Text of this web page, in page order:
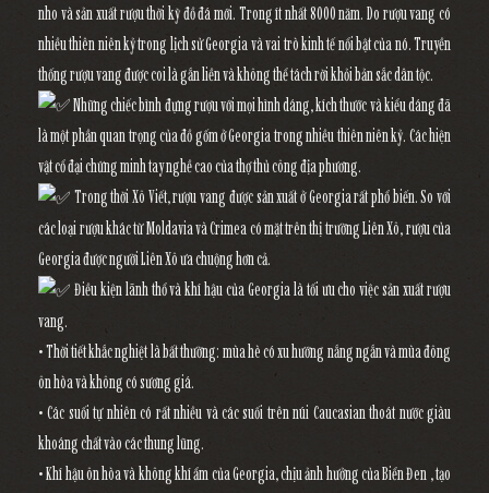
nho và sản xuất rượu thời kỳ đồ đá mới. Trong ít nhất 8000 năm. Do rượu vang có
nhiều thiên niên kỷ trong lịch sử Georgia và vai trò kinh tế nổi bật của nó. Truyền
thống rượu vang được coi là gắn liền và không thể tách rời khỏi bản sắc dân tộc.
Những chiếc bình đựng rượu với mọi hình dáng, kích thước và kiểu dáng đã
là một phần quan trọng của đồ gốm ở Georgia trong nhiều thiên niên kỷ. Các hiện
vật cổ đại chứng minh tay nghề cao của thợ thủ công địa phương.
Trong thời Xô Viết, rượu vang được sản xuất ở Georgia rất phổ biến. So với
các loại rượu khác từ Moldavia và Crimea có mặt trên thị trường Liên Xô, rượu của
Georgia được người Liên Xô ưa chuộng hơn cả.
Điều kiện lãnh thổ và khí hậu của Georgia là tối ưu cho việc sản xuất rượu
vang.
• Thời tiết khắc nghiệt là bất thường: mùa hè có xu hướng nắng ngắn và mùa đông
ôn hòa và không có sương giá.
• Các suối tự nhiên có rất nhiều và các suối trên núi Caucasian thoát nước giàu
khoáng chất vào các thung lũng.
• Khí hậu ôn hòa và không khí ẩm của Georgia, chịu ảnh hưởng của Biển Đen , tạo